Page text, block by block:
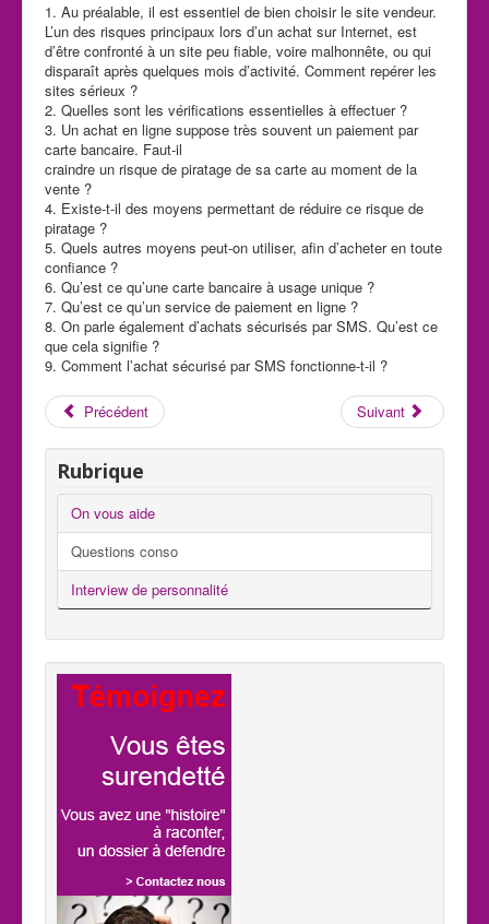
1. Au préalable, il est essentiel de bien choisir le site vendeur.
L’un des risques principaux lors d’un achat sur Internet, est
d’être confronté à un site peu fiable, voire malhonnête, ou qui
disparaît après quelques mois d’activité. Comment repérer les
sites sérieux ?
2. Quelles sont les vérifications essentielles à effectuer ?
3. Un achat en ligne suppose très souvent un paiement par
carte bancaire. Faut-il
craindre un risque de piratage de sa carte au moment de la
vente ?
4. Existe-t-il des moyens permettant de réduire ce risque de
piratage ?
5. Quels autres moyens peut-on utiliser, afin d’acheter en toute
confiance ?
6. Qu’est ce qu’une carte bancaire à usage unique ?
7. Qu’est ce qu’un service de paiement en ligne ?
8. On parle également d’achats sécurisés par SMS. Qu’est ce
que cela signifie ?
9. Comment l’achat sécurisé par SMS fonctionne-t-il ?
Précédent Suivant
Rubrique
On vous aide
Questions conso
Interview de personnalité